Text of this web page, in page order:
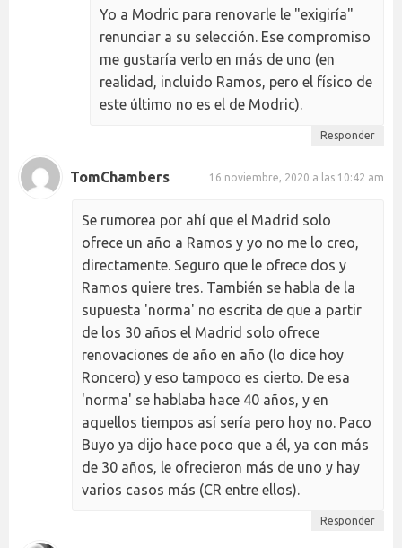
Yo a Modric para renovarle le "exigiría"
renunciar a su selección. Ese compromiso
me gustaría verlo en más de uno (en
realidad, incluido Ramos, pero el físico de
este último no es el de Modric).
Responder
TomChambers 16 noviembre, 2020 a las 10:42 am
Se rumorea por ahí que el Madrid solo
ofrece un año a Ramos y yo no me lo creo,
directamente. Seguro que le ofrece dos y
Ramos quiere tres. También se habla de la
supuesta 'norma' no escrita de que a partir
de los 30 años el Madrid solo ofrece
renovaciones de año en año (lo dice hoy
Roncero) y eso tampoco es cierto. De esa
'norma' se hablaba hace 40 años, y en
aquellos tiempos así sería pero hoy no. Paco
Buyo ya dijo hace poco que a él, ya con más
de 30 años, le ofrecieron más de uno y hay
varios casos más (CR entre ellos).
Responder